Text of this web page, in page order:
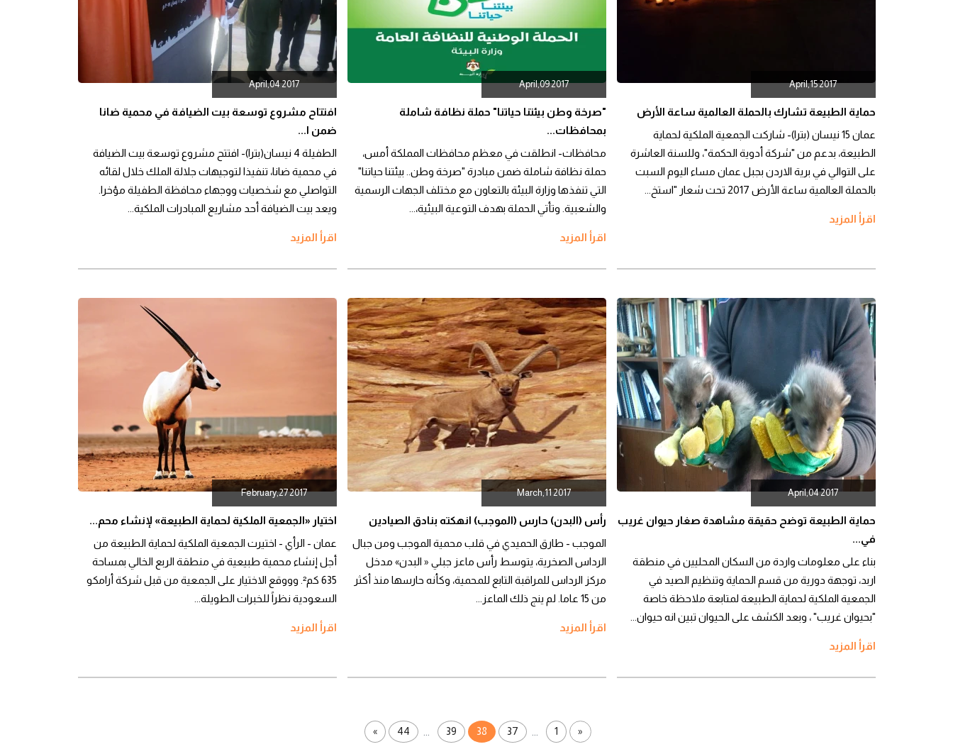
April,15 2017
حماية الطبيعة تشارك بالحملة العالمية ساعة الأرض
عمان 15 نيسان (بترا)- شاركت الجمعية الملكية لحماية
الطبيعة، بدعم من "شركة أدوية الحكمة"، وللسنة العاشرة
على التوالي في برية الاردن بجبل عمان مساء اليوم السبت
بالحملة العالمية ساعة الأرض 2017 تحت شعار "استخ...
اقرأ المزيد
April,09 2017
"صرخة وطن بيئتنا حياتنا" حملة نظافة شاملة
بمحافظات...
محافظات- انطلقت في معظم محافظات المملكة أمس،
حملة نظافة شاملة ضمن مبادرة "صرخة وطن.. بيئتنا حياتنا"
التي تنفذها وزارة البيئة بالتعاون مع مختلف الجهات الرسمية
والشعبية. وتأتي الحملة بهدف التوعية البيئية،...
اقرأ المزيد
April,04 2017
افتتاح مشروع توسعة بيت الضيافة في محمية ضانا
ضمن ا...
الطفيلة 4 نيسان(بترا)- افتتح مشروع توسعة بيت الضيافة
في محمية ضانا، تنفيذا لتوجيهات جلالة الملك خلال لقائه
التواصلي مع شخصيات ووجهاء محافظة الطفيلة مؤخرا.
ويعد بيت الضيافة أحد مشاريع المبادرات الملكية...
اقرأ المزيد
April,04 2017
حماية الطبيعة توضح حقيقة مشاهدة صغار حيوان غريب
في...
بناء على معلومات واردة من السكان المحليين في منطقة
اربد، توجهة دورية من قسم الحماية وتنظيم الصيد في
الجمعية الملكية لحماية الطبيعة لمتابعة ملاحظة خاصة
"بحيوان غريب" ، وبعد الكشف على الحيوان تبين انه حيوان...
اقرأ المزيد
March,11 2017
رأس (البدن) حارس (الموجب) انهكته بنادق الصيادين
الموجب - طارق الحميدي في قلب محمية الموجب ومن جبال
الرداس الصخرية، يتوسط رأس ماعز جبلي « البدن» مدخل
مركز الرداس للمراقبة التابع للمحمية، وكأنه حارسها منذ أكثر
من 15 عاما. لم ينج ذلك الماعز...
اقرأ المزيد
February,27 2017
اختيار «الجمعية الملكية لحماية الطبيعة» لإنشاء محم...
عمان - الرأي - اختيرت الجمعية الملكية لحماية الطبيعة من
أجل إنشاء محمية طبيعية في منطقة الربع الخالي بمساحة
635 كم². وووقع الاختيار على الجمعية من قبل شركة أرامكو
السعودية نظراً للخبرات الطويلة...
اقرأ المزيد
«
1
...
37
38
39
...
44
»